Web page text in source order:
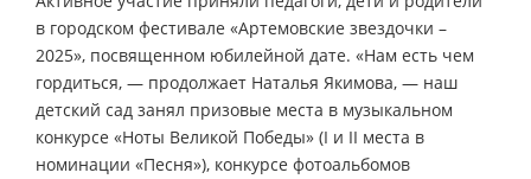
в городском фестивале «Артемовские звездочки –
2025», посвященном юбилейной дате. «Нам есть чем
гордиться, — продолжает Наталья Якимова, — наш
детский сад занял призовые места в музыкальном
конкурсе «Ноты Великой Победы» (I и II места в
номинации «Песня»), конкурсе фотоальбомов